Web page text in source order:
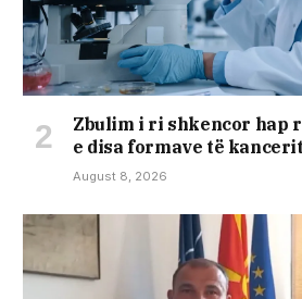
Zbulim i ri shkencor hap
e disa formave të kancerit
August 8, 2026